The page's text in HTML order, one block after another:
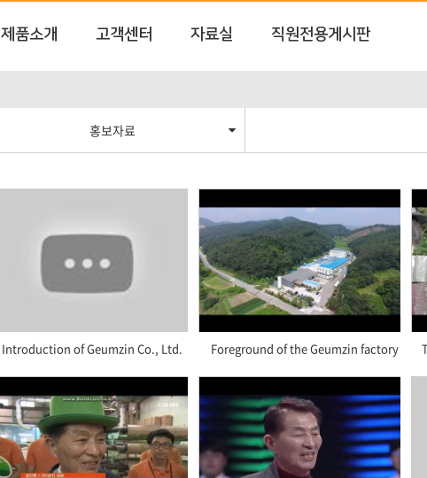
제품소개 고객센터 자료실 직원전용게시판
홍보자료
Introduction of Geumzin Co., Ltd. Foreground of the Geumzin factory